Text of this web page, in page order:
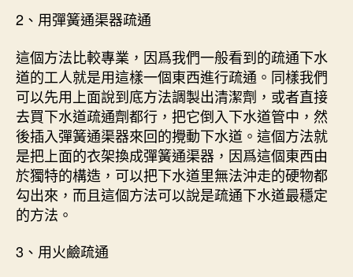
2、用彈簧通渠器疏通
這個方法比較專業，因爲我們一般看到的疏通下水
道的工人就是用這樣一個東西進行疏通。同樣我們
可以先用上面說到底方法調製出清潔劑，或者直接
去買下水道疏通劑都行，把它倒入下水道管中，然
後插入彈簧通渠器來回的攪動下水道。這個方法就
是把上面的衣架換成彈簧通渠器，因爲這個東西由
於獨特的構造，可以把下水道里無法沖走的硬物都
勾出來，而且這個方法可以說是疏通下水道最穩定
的方法。
3、用火鹼疏通